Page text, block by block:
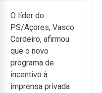
O líder do
PS/Açores, Vasco
Cordeiro, afirmou
que o novo
programa de
incentivo à
imprensa privada